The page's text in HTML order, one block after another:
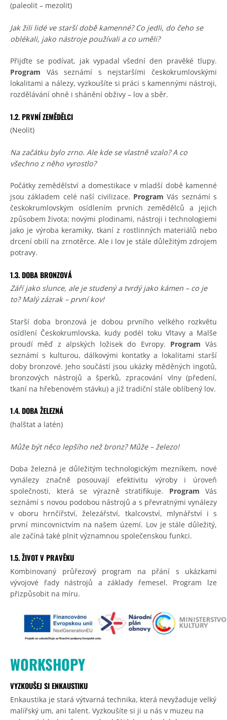
(paleolit – mezolit)
Jak žili lidé ve starší době kamenné? Co jedli, do čeho se
oblékali, jako nástroje používali a co uměli?
Přijďte se podívat, jak vypadal všední den pravěké tlupy.
Program Vás seznámí s nejstaršími českokrumlovskými
lokalitami a nálezy, vyzkoušíte si práci s kamennými nástroji,
rozdělávání ohně i shánění obživy – lov a sběr.
1.2. PRVNÍ ZEMĚDĚLCI
(Neolit)
Na začátku bylo zrno. Ale kde se vlastně vzalo? A co
všechno z něho vyrostlo?
Počátky zemědělství a domestikace v mladší době kamenné
jsou základem celé naší civilizace. Program Vás seznámí s
českokrumlovským osídlením prvních zemědělců a jejich
způsobem života; novými plodinami, nástroji i technologiemi
jako je výroba keramiky, tkaní z rostlinných materiálů nebo
drcení obilí na zrnotěrce. Ale i lov je stále důležitým zdrojem
potravy.
1.3. DOBA BRONZOVÁ
Září jako slunce, ale je studený a tvrdý jako kámen – co je
to? Malý zázrak – první kov!
Starší doba bronzová je dobou prvního velkého rozkvětu
osídlení Českokrumlovska, kudy podél toku Vltavy a Malše
proudí měď z alpských ložisek do Evropy. Program Vás
seznámí s kulturou, dálkovými kontatky a lokalitami starší
doby bronzové. Jeho součástí jsou ukázky měděných ingotů,
bronzových nástrojů a šperků, zpracování vlny (předení,
tkaní na hřebenovém stávku) a již tradiční stále oblíbený lov.
1.4. DOBA ŽELEZNÁ
(halštat a latén)
Může být něco lepšího než bronz? Může – železo!
Doba železná je důležitým technologickým mezníkem, nové
vynálezy značně posouvají efektivitu výroby i úroveň
společnosti, která se výrazně stratifikuje. Program Vás
seznámí s novou podobou nástrojů a s převratnými vynálezy
v oboru hrnčířství, železářství, tkalcovství, mlynářství i s
první mincovnictvím na našem území. Lov je stále důležitý,
ale začíná také plnit významnou společenskou funkci.
1.5. ŽIVOT V PRAVĚKU
Kombinovaný průřezový program na přání s ukázkami
vývojové řady nástrojů a základy řemesel. Program lze
přizpůsobit na míru.
WORKSHOPY
VYZKOUŠEJ SI ENKAUSTIKU
Enkaustika je stará výtvarná technika, která nevyžaduje velký
malířský um, ani talent. Vyzkoušíte si ji u nás v muzeu na